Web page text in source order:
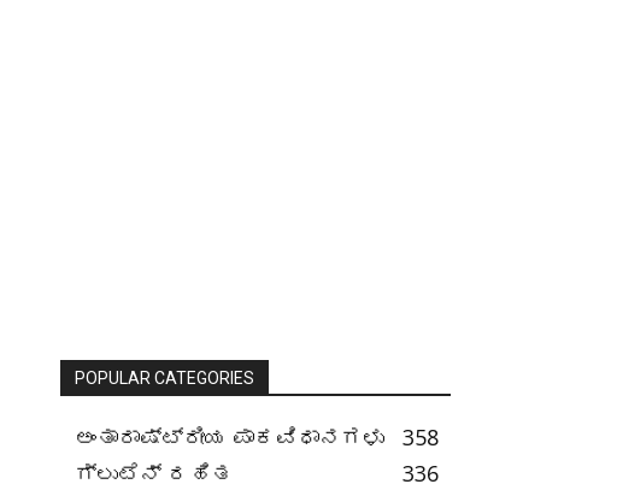
POPULAR CATEGORIES
ಅಂತಾರಾಷ್ಟ್ರೀಯ ಪಾಕವಿಧಾನಗಳು
358
ಗ್ಲುಟೆನ್ ರಹಿತ
336